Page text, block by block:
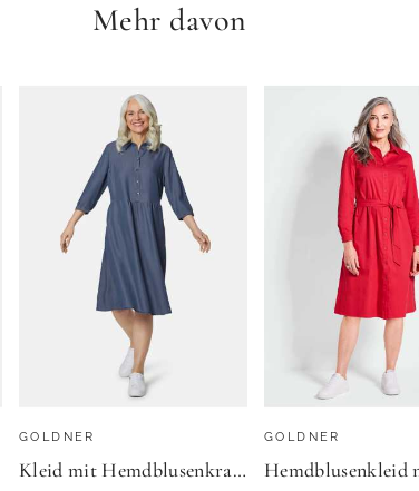
Tunikakleid
69,99
ZU
Mehr davon
GOLDNER
Kleid mit Hemdblusenkragen - blau - Gr. 23 von Goldner Fashion
GOLDNER